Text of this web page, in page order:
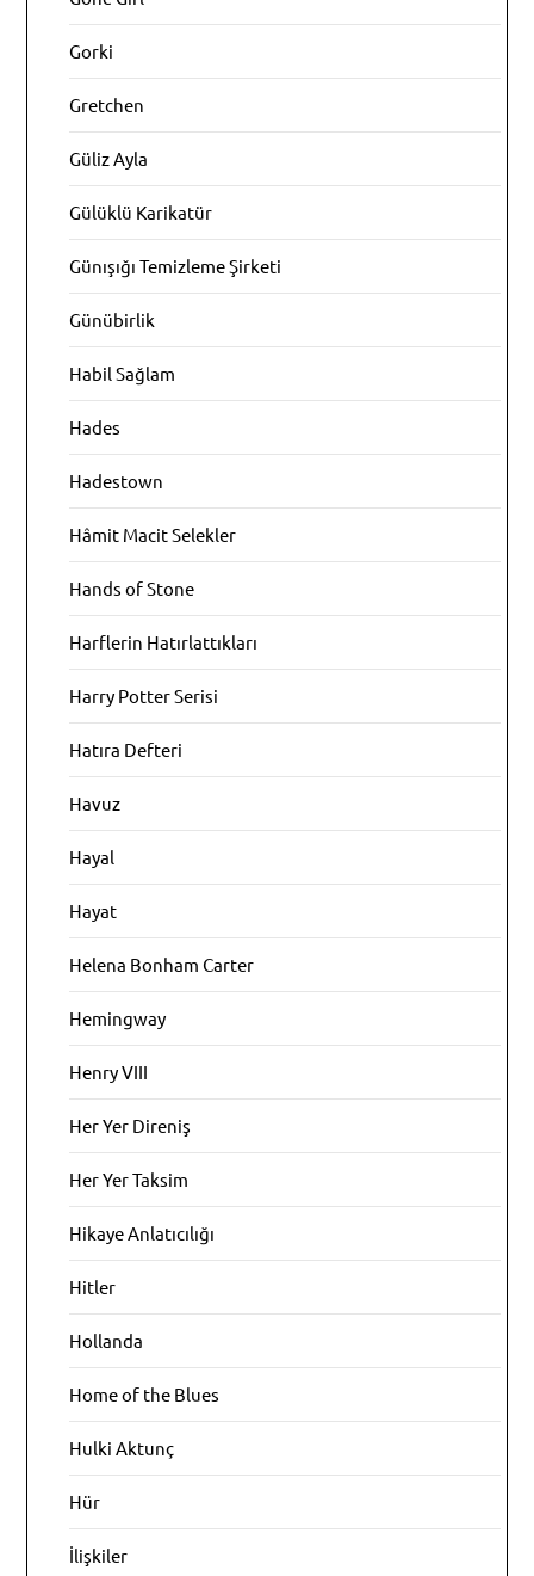
Gorki
Gretchen
Güliz Ayla
Gülüklü Karikatür
Günışığı Temizleme Şirketi
Günübirlik
Habil Sağlam
Hades
Hadestown
Hâmit Macit Selekler
Hands of Stone
Harflerin Hatırlattıkları
Harry Potter Serisi
Hatıra Defteri
Havuz
Hayal
Hayat
Helena Bonham Carter
Hemingway
Henry VIII
Her Yer Direniş
Her Yer Taksim
Hikaye Anlatıcılığı
Hitler
Hollanda
Home of the Blues
Hulki Aktunç
Hür
İlişkiler